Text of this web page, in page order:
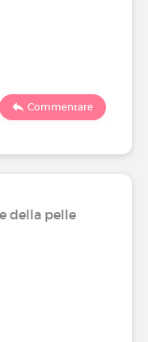
Commentare
della pelle